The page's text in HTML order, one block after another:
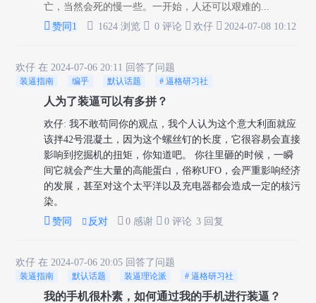
亡，当然会死的慢一些。一开始，人还可以艰难的...
 赞同 1  1624 浏览  0 评论  欢仔  2024-07-08 10:12
欢仔 在 2024-07-06 20:11 回答了问题
装逼指南 编乎 默认话题 # 逼格研习社
人为了装逼可以有多拼？
欢仔: 我不敢苟同你的观点，我个人认为这个意大利面就应
该拌42号混凝土，因为这个螺丝钉的长度，它很容易会直接
影响到挖掘机的扭矩，你知道吧。 你往里砸的时候，一瞬
间它就会产生大量的高能蛋白，俗称UFO，会严重影响经济
的发展，甚至对这个太平洋以及充电器都会造成一定的核污
染。
 赞同  反对  0 感谢  0 评论 3 回复
欢仔 在 2024-07-06 20:05 回答了问题
装逼指南 默认话题 装逼理论派 # 逼格研习社
我的手机很朴素，如何通过我的手机进行装逼？